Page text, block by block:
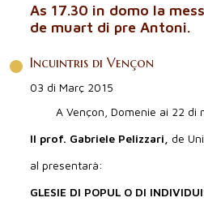
As 17.30 in domo la
de muart di pre Antoni.
Incuintris di Vençon
03 di Març 2015
A Vençon, Domenie ai 22 di
Il prof. Gabriele Pelizzari,
de
al presentarà:
GLESIE DI POPUL O DI